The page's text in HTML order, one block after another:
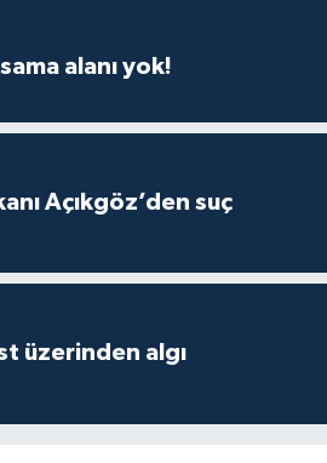
alanı yok!
Açıkgöz’den suç
üzerinden algı